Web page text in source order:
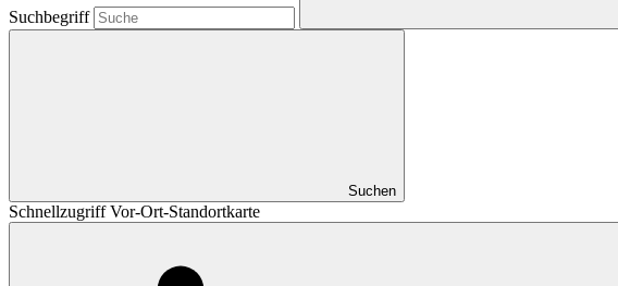
Suchbegriff
Suchen
Schnellzugriff Vor-Ort-Standortkarte